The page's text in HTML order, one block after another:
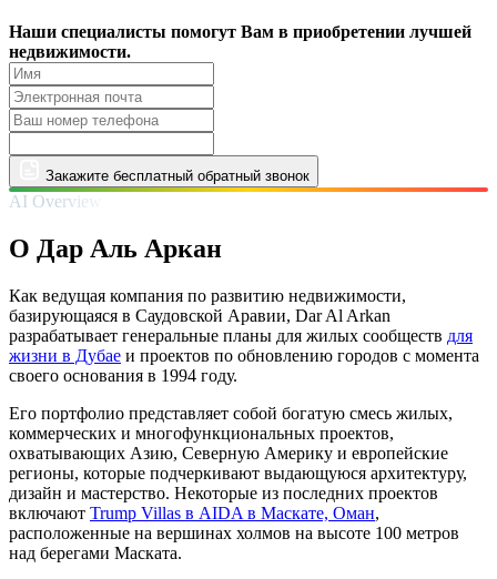
Наши специалисты помогут Вам в приобретении лучшей
недвижимости.
Закажите бесплатный обратный звонок
AI Overview
О Дар Аль Аркан
Как ведущая компания по развитию недвижимости,
базирующаяся в Саудовской Аравии, Dar Al Arkan
разрабатывает генеральные планы для жилых сообществ для
жизни в Дубае и проектов по обновлению городов с момента
своего основания в 1994 году.
Его портфолио представляет собой богатую смесь жилых,
коммерческих и многофункциональных проектов,
охватывающих Азию, Северную Америку и европейские
регионы, которые подчеркивают выдающуюся архитектуру,
дизайн и мастерство. Некоторые из последних проектов
включают Trump Villas в AIDA в Маскате, Оман,
расположенные на вершинах холмов на высоте 100 метров
над берегами Маската.